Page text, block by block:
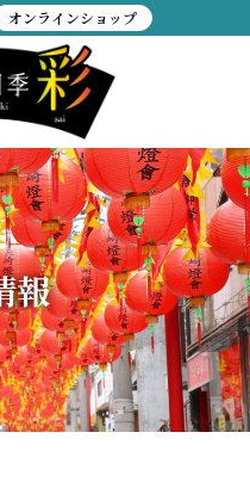
オンラインショップ
報